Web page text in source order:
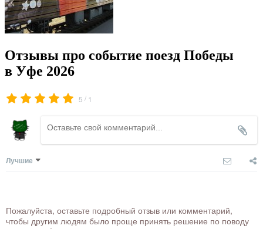
Отзывы про событие поезд Победы
в Уфе 2026
5 / 1
Лучшие
Пожалуйста, оставьте подробный отзыв или комментарий,
чтобы другим людям было проще принять решение по поводу